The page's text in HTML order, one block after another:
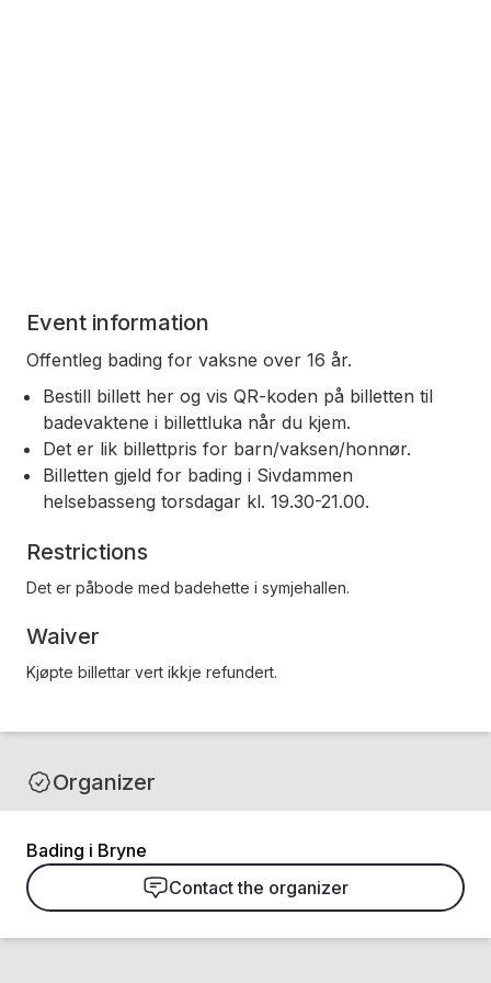
Event information
Offentleg bading for vaksne over 16 år.
Bestill billett her og vis QR-koden på billetten til
badevaktene i billettluka når du kjem.
Det er lik billettpris for barn/vaksen/honnør.
Billetten gjeld for bading i Sivdammen
helsebasseng torsdagar kl. 19.30-21.00.
Restrictions
Det er påbode med badehette i symjehallen.
Waiver
Kjøpte billettar vert ikkje refundert.
Organizer
Bading i Bryne
Contact the organizer